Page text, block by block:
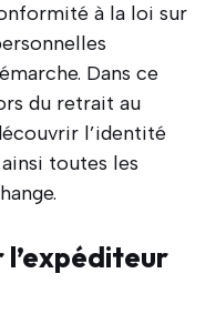
à la loi sur
Dans ce
du retrait au
l’identité
toutes les